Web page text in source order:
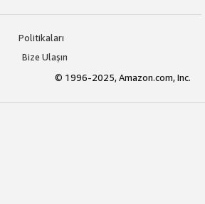
Politikaları
Bize Ulaşın
© 1996-2025, Amazon.com, Inc.